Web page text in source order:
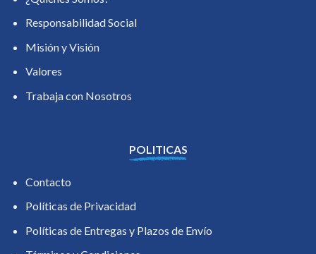
Responsabilidad Social
Misión y Visión
Valores
Trabaja con Nosotros
POLITICAS
Contacto
Políticas de Privacidad
Políticas de Entregas y Plazos de Envío